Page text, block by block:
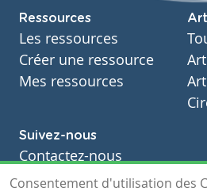
Ressources
Les ressources
Créer une ressource
Mes ressources
Suivez-nous
Contactez-nous
Soutien scolaire
Consentement d'utilisation des